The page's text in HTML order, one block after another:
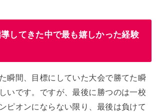
してきた中で最も嬉しかった経験
瞬間、目標にしていた大会で勝てた瞬
いです。ですが、最後に勝つのは一校
ピオンにならない限り、最後は負けて